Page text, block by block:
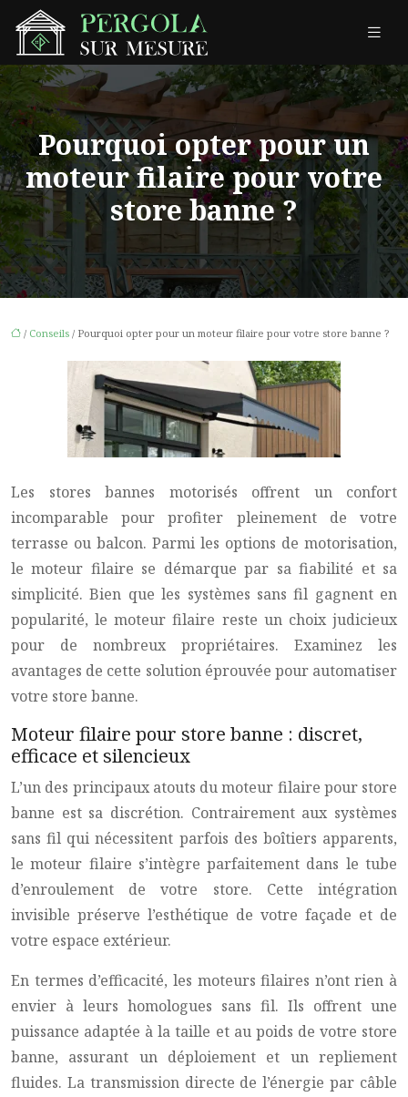
Pourquoi opter pour un
moteur filaire pour votre
store banne ?
/ Conseils / Pourquoi opter pour un moteur filaire pour votre store banne ?
Les stores bannes motorisés offrent un confort
incomparable pour profiter pleinement de votre
terrasse ou balcon. Parmi les options de motorisation,
le moteur filaire se démarque par sa fiabilité et sa
simplicité. Bien que les systèmes sans fil gagnent en
popularité, le moteur filaire reste un choix judicieux
pour de nombreux propriétaires. Examinez les
avantages de cette solution éprouvée pour automatiser
votre store banne.
Moteur filaire pour store banne : discret,
efficace et silencieux
L’un des principaux atouts du moteur filaire pour store
banne est sa discrétion. Contrairement aux systèmes
sans fil qui nécessitent parfois des boîtiers apparents,
le moteur filaire s’intègre parfaitement dans le tube
d’enroulement de votre store. Cette intégration
invisible préserve l’esthétique de votre façade et de
votre espace extérieur.
En termes d’efficacité, les moteurs filaires n’ont rien à
envier à leurs homologues sans fil. Ils offrent une
puissance adaptée à la taille et au poids de votre store
banne, assurant un déploiement et un repliement
fluides. La transmission directe de l’énergie par câble